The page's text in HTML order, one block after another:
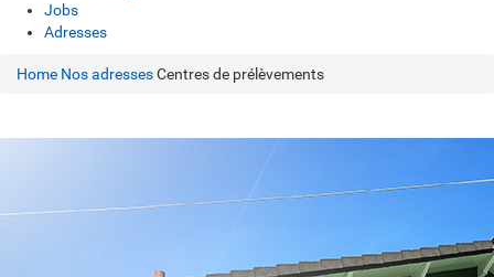
Jobs
Adresses
Home Nos adressesCentres de prélèvements